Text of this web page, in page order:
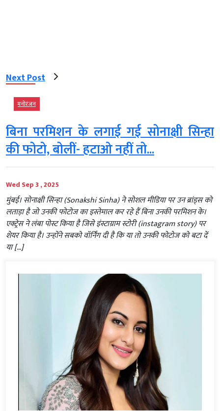
Next Post
मनोरंजन
बिना परमिशन के लगाई गई सोनाक्षी सिन्हा
की फोटो, बोलीं- हटाओ नहीं तो...
Wed Sep 3 , 2025
मुंबई। सोनाक्षी सिन्हा (Sonakshi Sinha) ने सोशल मीडिया पर उन ब्रांड्स को
लताड़ा है जो उनकी फोटोज का इस्तेमाल कर रहे हैं बिना उनकी परमिशन के।
एक्ट्रेस ने लंबा पोस्ट किया है जिसे इंस्टाग्राम स्टोरी (instagram story) पर
शेयर किया है। उन्होंने सबको वॉर्निंग दी है कि या तो उनकी फोटोज को बटा दें
या […]